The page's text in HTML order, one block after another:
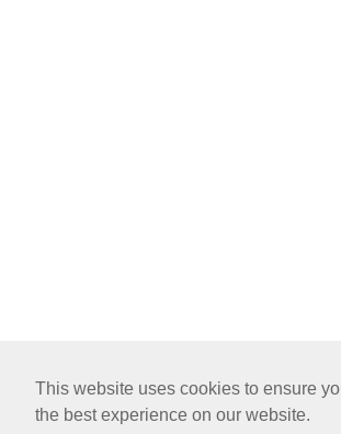
This website uses cookies to ensure
the best experience on our website.